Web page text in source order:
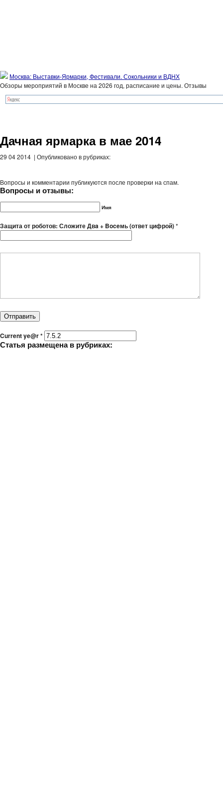
Москва: Выставки-Ярмарки, Фестивали. Сокольники и ВДНХ
Обзоры мероприятий в Москве на 2026 год, расписание и цены. Отзывы
Дачная ярмарка в мае 2014
29 04 2014 | Опубликовано в рубриках:
Вопросы и комментарии публикуются после проверки на спам.
Вопросы и отзывы:
Имя
Защита от роботов: Сложите Двa + Boceмь (ответ цифрой)*
Current ye@r*
Статья размещена в рубриках: